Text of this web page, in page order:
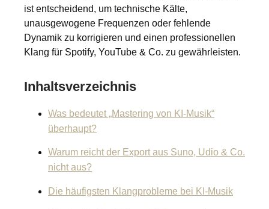
ist entscheidend, um technische Kälte,
unausgewogene Frequenzen oder fehlende
Dynamik zu korrigieren und einen professionellen
Klang für Spotify, YouTube & Co. zu gewährleisten.
Inhaltsverzeichnis
Was bedeutet „Mastering von KI-Musik“
überhaupt?
Warum reicht der Export aus Suno, Udio & Co.
nicht aus?
Die häufigsten Klangprobleme bei KI-Musik